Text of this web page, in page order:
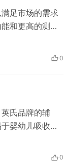
足市场的需求
和更高的测量
姆龙的新款血
0
氏品牌的辅
婴幼儿吸收的
对辅食的接受
0